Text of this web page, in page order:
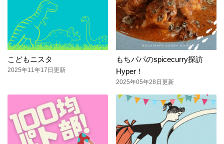
こどもニスタ
2025年11年17日更新
もちパパのspicecurry探訪
Hyper！
2025年05年28日更新